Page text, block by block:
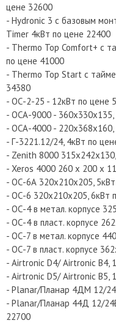
цене 32600
- Hydronic 3 с базовым
Timer 4кВт по цене 22400
- Thermo Top Comfort+ с
по цене 41000
- Thermo Top Start с
34380
- ОС-2-25 - 12кВт по цене
- ОСА-9000 -
- ОСА-4000 -
- Г-3221.12/24, 4кВт по
- Zenith 8000
- Xeros 4000 260 х 200 х
- ОС-6А 320х210х205,
- ОС-6 320х210х205, 6кВт
- ОС-4 в метал. корпусе
- ОС-4 в пласт. корпусе
- ОС-7 в метал. корпусе
- ОС-7 в пласт. корпусе
- Airtronic D4/ Airtronic B4,
- Airtronic D5/ Airtronic B5,
- Planar/Планар 4ДМ 12/
- Planar/Планар 44Д 12/
22700